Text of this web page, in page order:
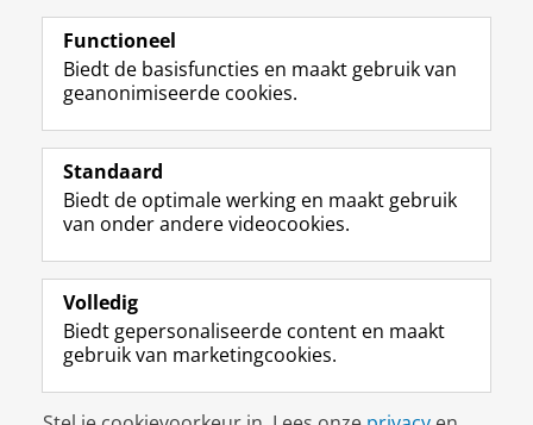
Volg de RUG
F
a
e
b
o
p
a
i
n
L
i
k
e
I
-
p
g
i
R
S
-
f
e
R
k
s
I
n
t
r
m
c
c
Y
o
T
e
k
a
a
Studiekiezers
Alumni
Over ons
Disclaimer & Copyright
Functioneel
Biedt de basisfuncties en maakt gebruik van
geanonimiseerde cookies.
Standaard
Biedt de optimale werking en maakt gebruik
van onder andere videocookies.
Volledig
Biedt gepersonaliseerde content en maakt
gebruik van marketingcookies.